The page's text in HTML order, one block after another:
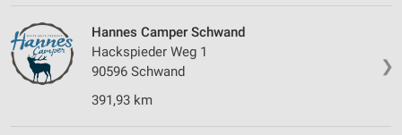
❯
Hannes Camper Schwand
Hackspieder Weg 1
90596 Schwand
391,93 km